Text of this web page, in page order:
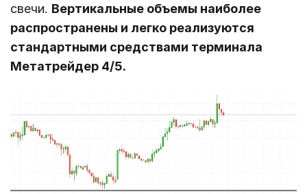
свечи. Вертикальные объемы наиболее
распространены и легко реализуются
стандартными средствами терминала
Метатрейдер 4/5.